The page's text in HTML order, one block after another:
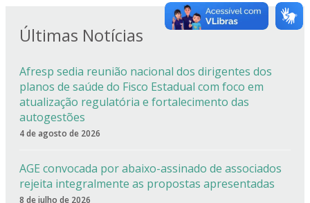
Últimas Notícias
Afresp sedia reunião nacional dos dirigentes dos
planos de saúde do Fisco Estadual com foco em
atualização regulatória e fortalecimento das
autogestões
4 de agosto de 2026
AGE convocada por abaixo-assinado de associados
rejeita integralmente as propostas apresentadas
8 de julho de 2026